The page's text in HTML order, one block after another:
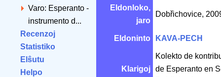
Varo: Esperanto -
instrumento d...
Recenzoj
Statistiko
Elŝutu
Helpo
Eldonloko,
jaro
Dobřichovice,
Eldoninto KAVA-PECH
Klarigoj
Kolekto de
de Esperanto en